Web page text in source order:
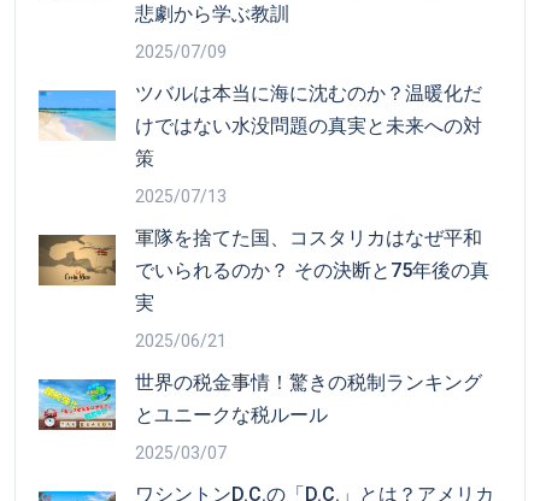
悲劇から学ぶ教訓
2025/07/09
ツバルは本当に海に沈むのか？温暖化だ
けではない水没問題の真実と未来への対
策
2025/07/13
軍隊を捨てた国、コスタリカはなぜ平和
でいられるのか？ その決断と75年後の真
実
2025/06/21
世界の税金事情！驚きの税制ランキング
とユニークな税ルール
2025/03/07
ワシントンD.C.の「D.C.」とは？アメリカ